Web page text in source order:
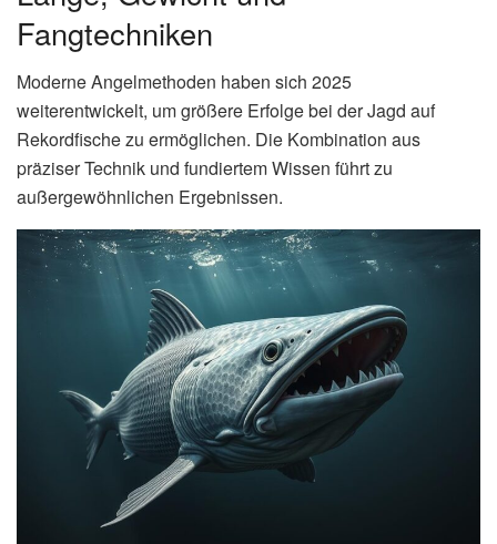
Fangtechniken
Moderne Angelmethoden haben sich 2025
weiterentwickelt, um größere Erfolge bei der Jagd auf
Rekordfische zu ermöglichen. Die Kombination aus
präziser Technik und fundiertem Wissen führt zu
außergewöhnlichen Ergebnissen.